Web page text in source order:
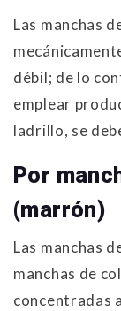
Las manchas
débil; de lo
emplear
ladrillo, se
Por
(marrón)
Las manchas
manchas de
concentradas